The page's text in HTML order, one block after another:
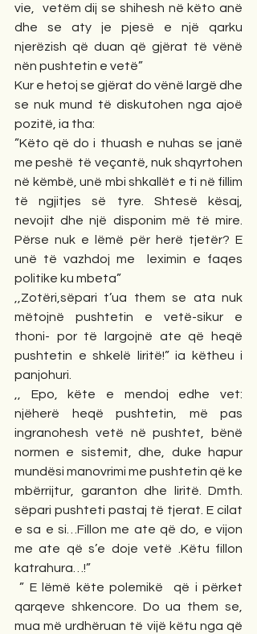
vie,  vetëm dij se shihesh në këto anë
dhe se aty je pjesë e një qarku
njerëzish që duan që gjërat të vënë
nën pushtetin e vetë”
Kur e hetoj se gjërat do vënë largë dhe
se nuk mund të diskutohen nga ajoë
pozitë, ia tha:
”Këto që do i thuash e nuhas se janë
me peshë  të veçantë, nuk shqyrtohen
në këmbë, unë mbi shkallët e ti në fillim
të ngjitjes së tyre. Shtesë kësaj,
nevojit dhe një disponim më të mire.
Përse nuk e lëmë për herë tjetër? E
unë të vazhdoj me  leximin e faqes
politike ku mbeta”
,,Zotëri,sëpari t’ua them se ata nuk
mëtojnë pushtetin e vetë-sikur e
thoni- por të largojnë ate që heqë
pushtetin e shkelë liritë!” ia këtheu i
panjohuri.
,, Epo, këte e mendoj edhe vet:
njëherë heqë pushtetin, më pas
ingranohesh vetë në pushtet, bënë
normen e sistemit, dhe, duke hapur
mundësi manovrimi me pushtetin që ke
mbërrijtur, garanton dhe liritë. Dmth.
sëpari pushteti pastaj të tjerat. E cilat
e sa e si…Fillon me ate që do, e vijon
me ate që s’e doje vetë .Këtu fillon
katrahura…!”
” E lëmë këte polemikë  që i përket
qarqeve shkencore. Do ua them se,
mua më urdhëruan të vijë këtu nga që